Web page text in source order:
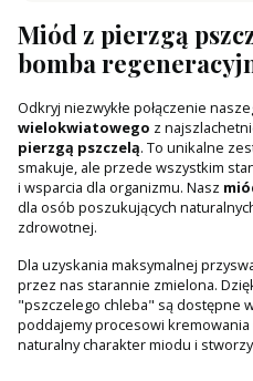
Miód z pierzgą
bomba
Odkryj niezwykłe połączenie
wielokwiatowego z
pierzgą pszczelą. To unikalne
smakuje, ale przede wszystkim
i wsparcia dla organizmu. Nasz
dla osób poszukujących
zdrowotnej.
Dla uzyskania maksymalnej
przez nas starannie zmielona.
"pszczelego chleba" są dostępne
poddajemy procesowi kremowania
naturalny charakter miodu i